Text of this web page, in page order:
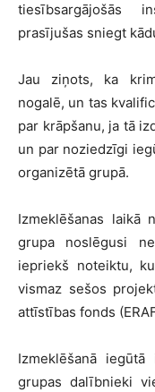
tiesībsargājošās
prasījušas sniegt
Jau ziņots, ka
nogalē, un tas
par krāpšanu, ja tā
un par noziedzīgi
organizētā grupā.
Izmeklēšanas laikā
grupa noslēgusi
iepriekš noteiktu,
vismaz sešos
attīstības fonds
Izmeklēšanā
grupas dalībnieki